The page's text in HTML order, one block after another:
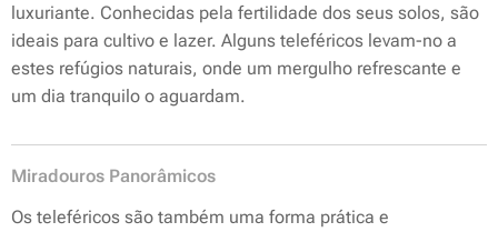
luxuriante. Conhecidas pela fertilidade dos seus solos, são
ideais para cultivo e lazer. Alguns teleféricos levam-no a
estes refúgios naturais, onde um mergulho refrescante e
um dia tranquilo o aguardam.
Miradouros Panorâmicos
Os teleféricos são também uma forma prática e